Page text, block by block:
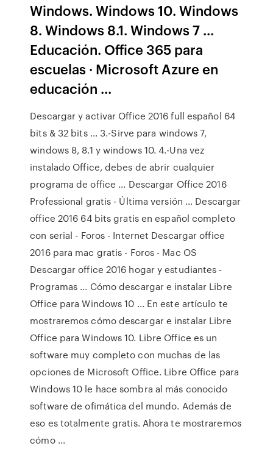
Windows. Windows 10. Windows
8. Windows 8.1. Windows 7 ...
Educación. Office 365 para
escuelas · Microsoft Azure en
educación ...
Descargar y activar Office 2016 full español 64
bits & 32 bits ... 3.-Sirve para windows 7,
windows 8, 8.1 y windows 10. 4.-Una vez
instalado Office, debes de abrir cualquier
programa de office ... Descargar Office 2016
Professional gratis - Última versión ... Descargar
office 2016 64 bits gratis en español completo
con serial - Foros - Internet Descargar office
2016 para mac gratis - Foros - Mac OS
Descargar office 2016 hogar y estudiantes -
Programas ... Cómo descargar e instalar Libre
Office para Windows 10 ... En este artículo te
mostraremos cómo descargar e instalar Libre
Office para Windows 10. Libre Office es un
software muy completo con muchas de las
opciones de Microsoft Office. Libre Office para
Windows 10 le hace sombra al más conocido
software de ofimática del mundo. Además de
eso es totalmente gratis. Ahora te mostraremos
cómo ...